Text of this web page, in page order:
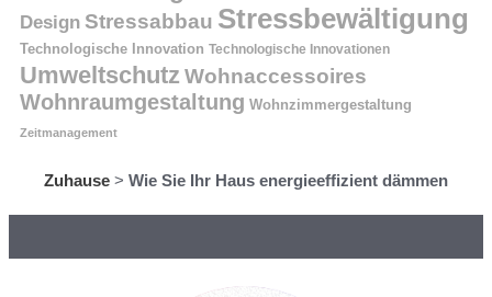
Design Stressabbau Stressbewältigung
Technologische Innovation Technologische Innovationen
Umweltschutz Wohnaccessoires
Wohnraumgestaltung Wohnzimmergestaltung
Zeitmanagement
Zuhause > Wie Sie Ihr Haus energieeffizient dämmen